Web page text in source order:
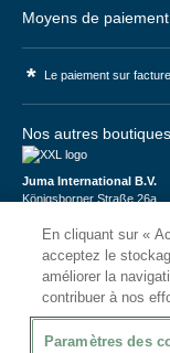
Moyens de paiement
* Le paiement sur
Nos autres boutiques
Juma International B.V.
Königsborner Straße 26a
USt-ID: DE321159873
Handelsregister: 58573909
En cliquant sur «
acceptez le
améliorer la
contribuer à nos
Paramètres des